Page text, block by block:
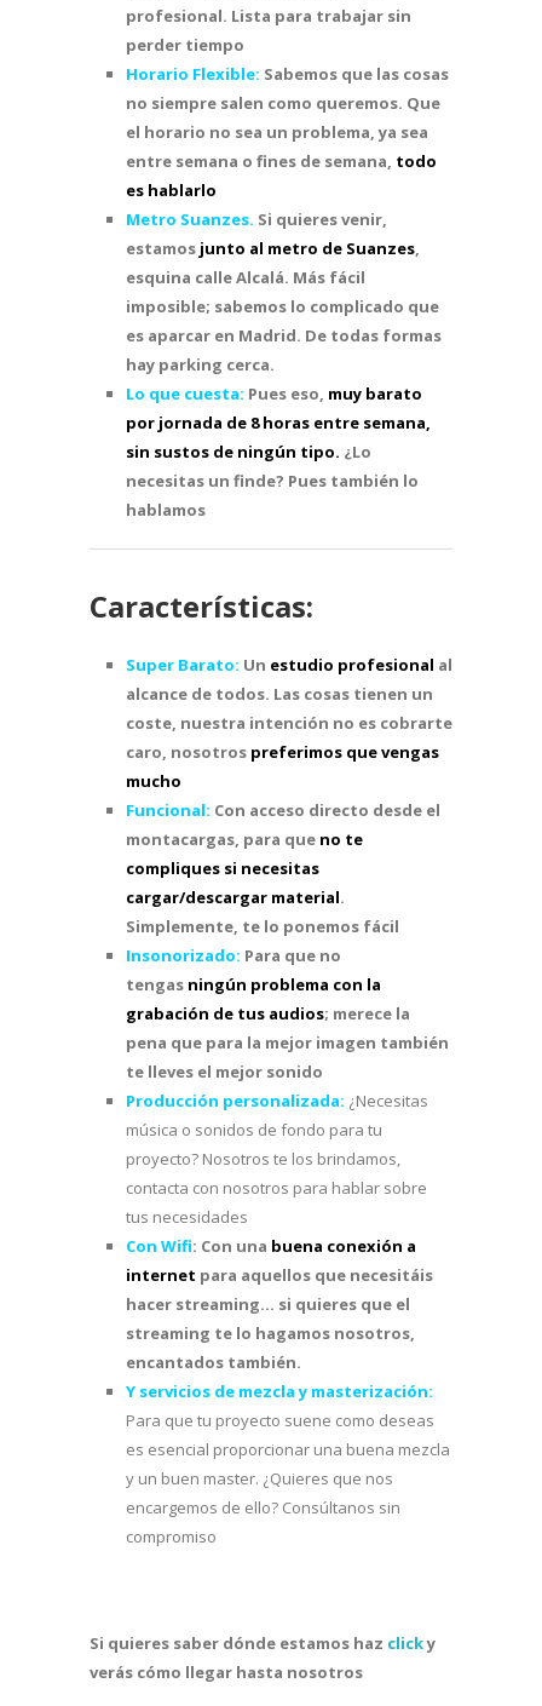
profesional. Lista para trabajar sin
perder tiempo
Horario Flexible: Sabemos que las cosas
no siempre salen como queremos. Que
el horario no sea un problema, ya sea
entre semana o fines de semana, todo
es hablarlo
Metro Suanzes. Si quieres venir,
estamos junto al metro de Suanzes,
esquina calle Alcalá. Más fácil
imposible; sabemos lo complicado que
es aparcar en Madrid. De todas formas
hay parking cerca.
Lo que cuesta: Pues eso, muy barato
por jornada de 8 horas entre semana,
sin sustos de ningún tipo. ¿Lo
necesitas un finde? Pues también lo
hablamos
Características:
Super Barato: Un estudio profesional al
alcance de todos. Las cosas tienen un
coste, nuestra intención no es cobrarte
caro, nosotros preferimos que vengas
mucho
Funcional: Con acceso directo desde el
montacargas, para que no te
compliques si necesitas
cargar/descargar material.
Simplemente, te lo ponemos fácil
Insonorizado: Para que no
tengas ningún problema con la
grabación de tus audios; merece la
pena que para la mejor imagen también
te lleves el mejor sonido
Producción personalizada: ¿Necesitas
música o sonidos de fondo para tu
proyecto? Nosotros te los brindamos,
contacta con nosotros para hablar sobre
tus necesidades
Con Wifi: Con una buena conexión a
internet para aquellos que necesitáis
hacer streaming… si quieres que el
streaming te lo hagamos nosotros,
encantados también.
Y servicios de mezcla y masterización:
Para que tu proyecto suene como deseas
es esencial proporcionar una buena mezcla
y un buen master. ¿Quieres que nos
encargemos de ello? Consúltanos sin
compromiso
Si quieres saber dónde estamos haz clicky
verás cómo llegar hasta nosotros